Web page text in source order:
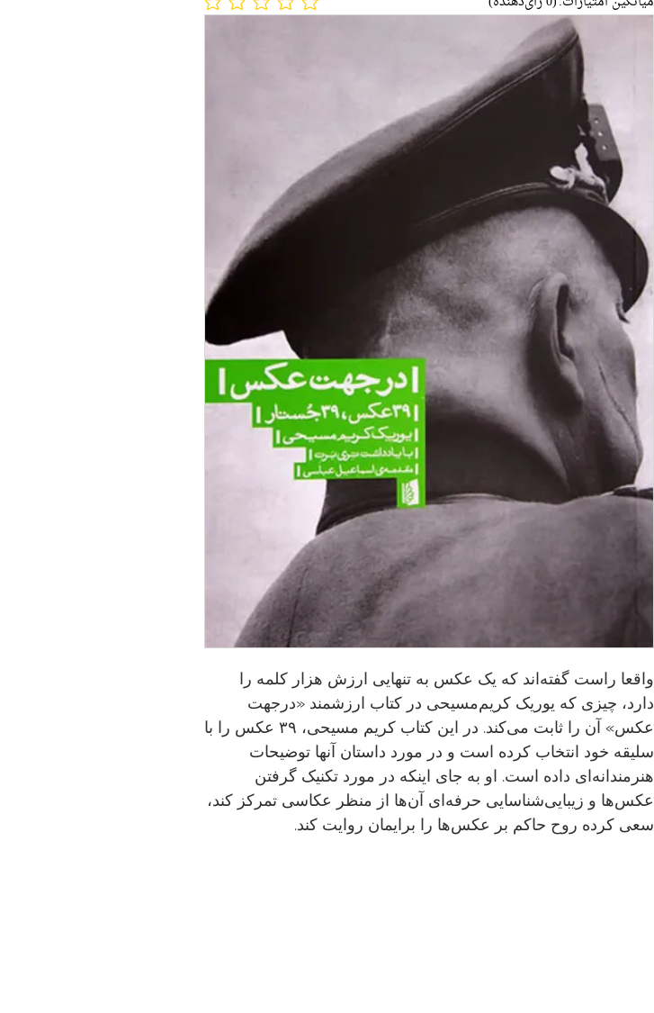
واقعا راست گفته‌اند که یک عکس به تنهایی ارزش هزار کلمه را
دارد، چیزی که یوریک کریم‌مسیحی در کتاب ارزشمند «درجهت
عکس» آن را ثابت می‌کند. در این کتاب کریم مسیحی، ۳۹ عکس را با
سلیقه خود انتخاب کرده است و در مورد داستان آنها توضیحات
هنرمندانه‌ای داده است. او به جای اینکه در مورد تکنیک گرفتن
عکس‌ها و زیبایی‌شناسایی حرفه‌ای آن‌ها از منظر عکاسی تمرکز کند،
سعی کرده روح حاکم بر عکس‌ها را برایمان روایت کند.
No ratings yet